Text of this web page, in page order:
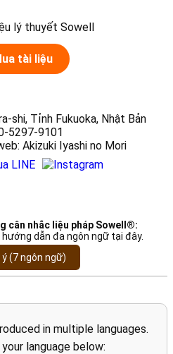
lý thuyết Sowell
tài liệu
shi, Tỉnh Fukuoka, Nhật Bản
5297-9101
Akizuki Iyashi no Mori
cân nhắc liệu pháp Sowell®:
dẫn đa ngôn ngữ tại đây.
(7 ngôn ngữ)
in multiple languages.
language below: